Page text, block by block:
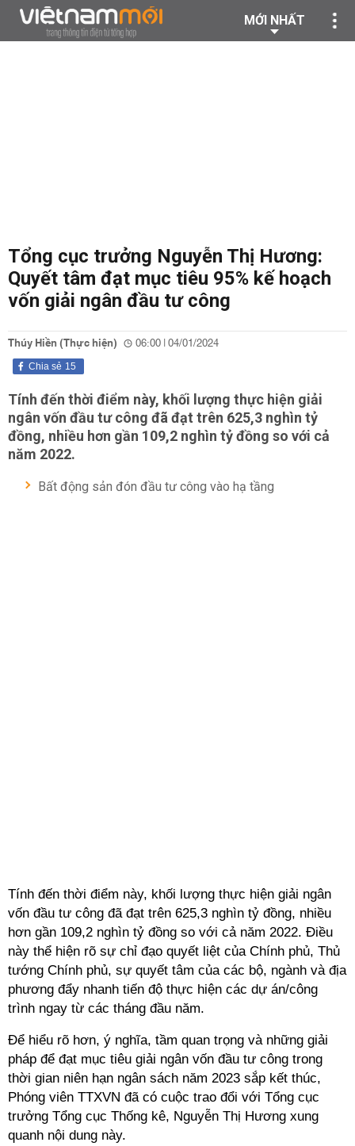
MỚI NHẤT
Tổng cục trưởng Nguyễn Thị Hương:
Quyết tâm đạt mục tiêu 95% kế hoạch
vốn giải ngân đầu tư công
Thúy Hiền (Thực hiện) 06:00 | 04/01/2024
15
Chia sẻ
Tính đến thời điểm này, khối lượng thực hiện giải
ngân vốn đầu tư công đã đạt trên 625,3 nghìn tỷ
đồng, nhiều hơn gần 109,2 nghìn tỷ đồng so với cả
năm 2022.
Bất động sản đón đầu tư công vào hạ tầng
Tính đến thời điểm này, khối lượng thực hiện giải ngân
vốn đầu tư công đã đạt trên 625,3 nghìn tỷ đồng, nhiều
hơn gần 109,2 nghìn tỷ đồng so với cả năm 2022. Điều
này thể hiện rõ sự chỉ đạo quyết liệt của Chính phủ, Thủ
tướng Chính phủ, sự quyết tâm của các bộ, ngành và địa
phương đẩy nhanh tiến độ thực hiện các dự án/công
trình ngay từ các tháng đầu năm.
Để hiểu rõ hơn, ý nghĩa, tầm quan trọng và những giải
pháp để đạt mục tiêu giải ngân vốn đầu tư công trong
thời gian niên hạn ngân sách năm 2023 sắp kết thúc,
Phóng viên TTXVN đã có cuộc trao đổi với Tổng cục
trưởng Tổng cục Thống kê, Nguyễn Thị Hương xung
quanh nội dung này.